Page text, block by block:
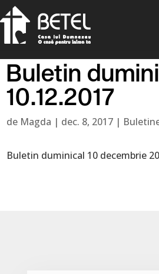
Buletin
10.12.2017
de Magda | dec. 8, 2017 |
Buletin duminical 10 decembrie